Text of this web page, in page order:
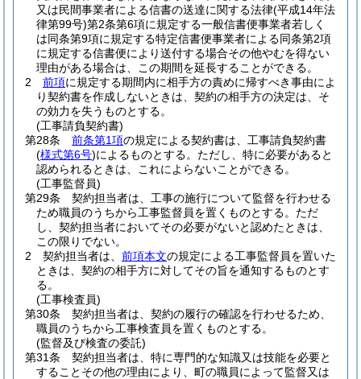
又は民間事業者による信書の送達に関する法律(平成14年法
律第99号)第2条第6項に規定する一般信書便事業者若しく
は同条第9項に規定する特定信書便事業者による同条第2項
に規定する信書便により送付する場合その他やむを得ない
理由がある場合は、この期間を延長することができる。
2
前項に規定する期間内に相手方の責めに帰すべき事由によ
り契約書を作成しないときは、契約の相手方の決定は、そ
の効力を失うものとする。
(工事請負契約書)
第28条
前条第1項の規定による契約書は、工事請負契約書
(様式第6号)によるものとする。 ただし、特に必要があると
認められるときは、これによらないことができる。
(工事監督員)
第29条
契約担当者は、工事の施行について監督を行わせる
ため職員のうちから工事監督員を置くものとする。 ただ
し、契約担当者においてその必要がないと認めたときは、
この限りでない。
2
契約担当者は、 前項本文の規定による工事監督員を置いた
ときは、契約の相手方に対してその旨を通知するものとす
る。
(工事検査員)
第30条
契約担当者は、契約の履行の確認を行わせるため、
職員のうちから工事検査員を置くものとする。
(監督及び検査の委託)
第31条
契約担当者は、特に専門的な知識又は技能を必要と
することその他の理由により、町の職員によって監督又は